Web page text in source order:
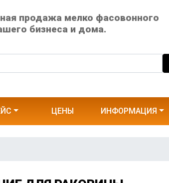
продажа мелко фасовонного
бизнеса и дома.
ЦЕНЫ ИНФОРМАЦИЯ